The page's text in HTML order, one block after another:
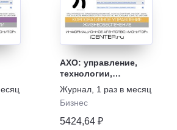
АХО: управление,
технологии,
практика
Журнал 1 раз в месяц
Бизнес
5424,64 ₽